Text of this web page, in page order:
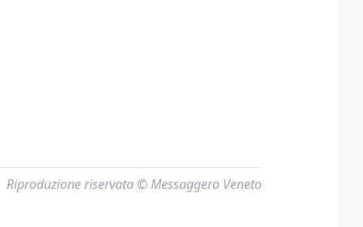
Riproduzione riservata © Messaggero Veneto